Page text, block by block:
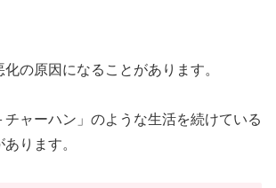
の原因になることがあります。
チャーハン」のような生活を続けている
ります。